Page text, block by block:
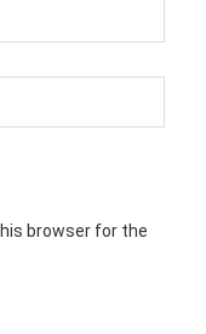
browser for the